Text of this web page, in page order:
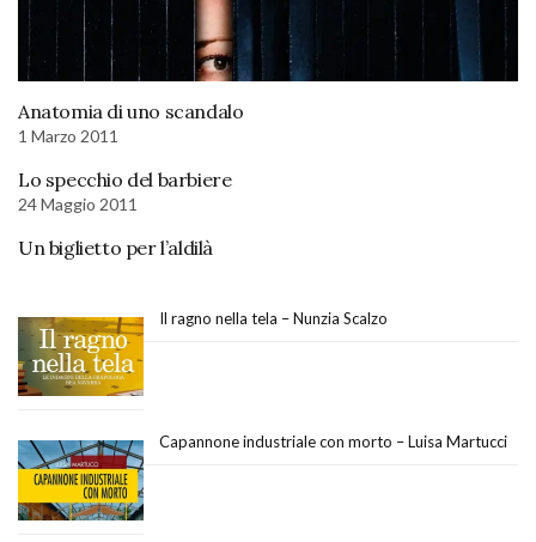
Anatomia di uno scandalo
1 Marzo 2011
Lo specchio del barbiere
24 Maggio 2011
Un biglietto per l’aldilà
Il ragno nella tela – Nunzia Scalzo
Capannone industriale con morto – Luisa Martucci